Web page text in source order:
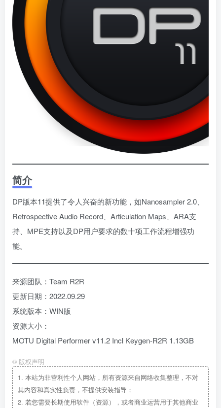
简介
DP版本11提供了令人兴奋的新功能，如Nanosampler 2.0、
Retrospective Audio Record、Articulation Maps、ARA支
持、MPE支持以及DP用户要求的数十项工作流程增强功
能。
来源团队：Team R2R
更新日期：2022.09.29
系统版本：WIN版
资源大小：
MOTU Digital Performer v11.2 Incl Keygen-R2R 1.13GB
© 版权声明
1. 本站为非营利性个人网站，所有资源来自网络收集整理，不对
其内容和真实性负责，不提供安装指导；
2. 若您需要长期使用软件（资源），或者商业运营用于其他商业